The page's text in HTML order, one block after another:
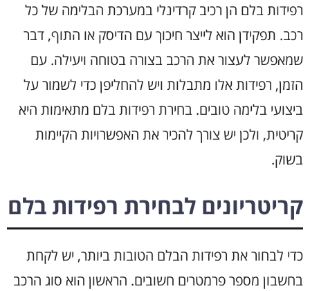
רפידות בלם הן רכיב קרדינלי במערכת הבלימה של כל
רכב. תפקידן הוא לייצר חיכוך עם הדיסק או התוף, דבר
שמאפשר לעצור את הרכב בצורה בטוחה ויעילה. עם
הזמן, רפידות אלו מתבלות ויש להחליפן כדי לשמור על
ביצועי בלימה טובים. בחירת רפידות בלם מתאימות היא
קריטית, ולכן יש צורך להכיר את האפשרויות הקיימות
בשוק.
קריטריונים לבחירת רפידות בלם
כדי לבחור את רפידות הבלם הטובות ביותר, יש לקחת
בחשבון מספר פרמטרים חשובים. הראשון הוא סוג הרכב